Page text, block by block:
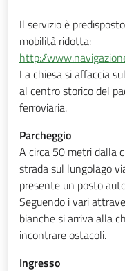
Il servizio è
mobilità ridotta:
http://
La chiesa si affaccia
al centro storico del
ferroviaria.
Parcheggio
A circa 50 metri dalla
strada sul lungolago
presente un posto
Seguendo i vari
bianche si arriva alla
incontrare ostacoli.
Ingresso